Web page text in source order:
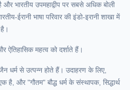
और भारतीय उपमहाद्वीप पर सबसे अधिक बोली
ईरानी भाषा परिवार की इंडो-इरानी शाखा में
ऐतिहासिक महत्व को दर्शाते हैं।
जैन धर्म से उत्पन्न होते हैं। उदाहरण के लिए,
है, और "गौतम" बौद्ध धर्म के संस्थापक, सिद्धार्थ